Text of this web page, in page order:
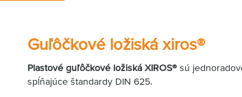
Guľôčkové ložiská xiros®
Plastové guľôčkové ložiská XIROS® sú
spĺňajúce štandardy DIN 625.